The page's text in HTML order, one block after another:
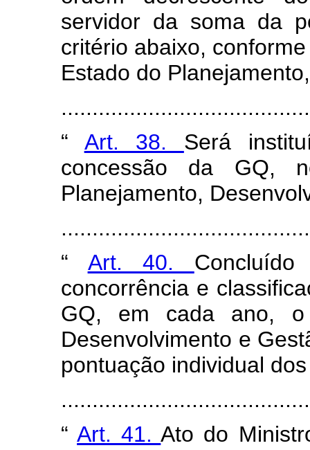
servidor da soma da
critério abaixo,
Estado do
“ Art. 38. Será
concessão da GQ,
Planejamento,
“ Art. 40.
concorrência e
GQ, em cada ano, o
Desenvolvimento e
pontuação individual
“Art. 41.Ato do